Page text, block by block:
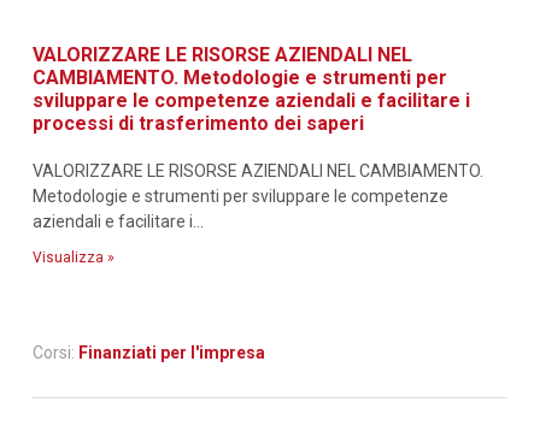
VALORIZZARE LE RISORSE AZIENDALI NEL
CAMBIAMENTO. Metodologie e strumenti per
sviluppare le competenze aziendali e facilitare i
processi di trasferimento dei saperi
VALORIZZARE LE RISORSE AZIENDALI NEL CAMBIAMENTO.
Metodologie e strumenti per sviluppare le competenze
aziendali e facilitare i...
Visualizza »
Corsi: Finanziati per l'impresa